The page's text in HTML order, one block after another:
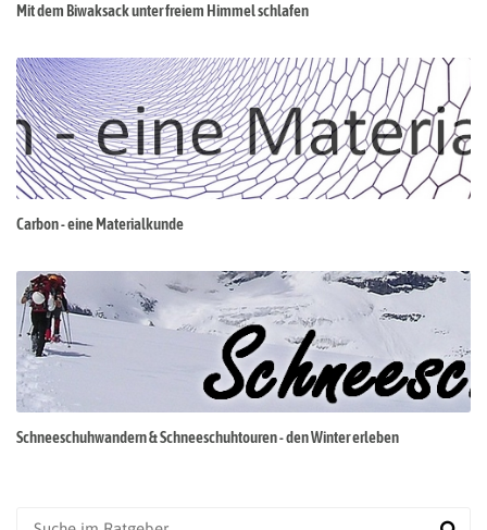
Mit dem Biwaksack unter freiem Himmel schlafen
Carbon - eine Materialkunde
Schneeschuhwandern & Schneeschuhtouren - den Winter erleben